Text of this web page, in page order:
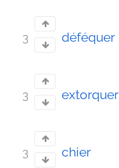
3 déféquer
3 extorquer
3 chier